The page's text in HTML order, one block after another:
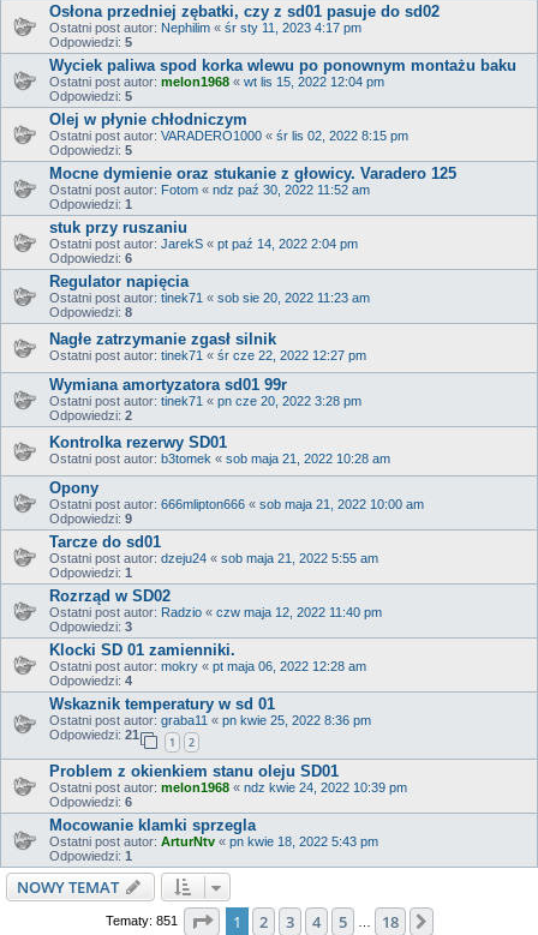
Osłona przedniej zębatki, czy z sd01 pasuje do sd02
Ostatni post autor: Nephilim « śr sty 11, 2023 4:17 pm
Odpowiedzi: 5
Wyciek paliwa spod korka wlewu po ponownym montażu baku
Ostatni post autor: melon1968 « wt lis 15, 2022 12:04 pm
Odpowiedzi: 5
Olej w płynie chłodniczym
Ostatni post autor: VARADERO1000 « śr lis 02, 2022 8:15 pm
Odpowiedzi: 5
Mocne dymienie oraz stukanie z głowicy. Varadero 125
Ostatni post autor: Fotom « ndz paź 30, 2022 11:52 am
Odpowiedzi: 1
stuk przy ruszaniu
Ostatni post autor: JarekS « pt paź 14, 2022 2:04 pm
Odpowiedzi: 6
Regulator napięcia
Ostatni post autor: tinek71 « sob sie 20, 2022 11:23 am
Odpowiedzi: 8
Nagłe zatrzymanie zgasł silnik
Ostatni post autor: tinek71 « śr cze 22, 2022 12:27 pm
Wymiana amortyzatora sd01 99r
Ostatni post autor: tinek71 « pn cze 20, 2022 3:28 pm
Odpowiedzi: 2
Kontrolka rezerwy SD01
Ostatni post autor: b3tomek « sob maja 21, 2022 10:28 am
Opony
Ostatni post autor: 666mlipton666 « sob maja 21, 2022 10:00 am
Odpowiedzi: 9
Tarcze do sd01
Ostatni post autor: dzeju24 « sob maja 21, 2022 5:55 am
Odpowiedzi: 1
Rozrząd w SD02
Ostatni post autor: Radzio « czw maja 12, 2022 11:40 pm
Odpowiedzi: 3
Klocki SD 01 zamienniki.
Ostatni post autor: mokry « pt maja 06, 2022 12:28 am
Odpowiedzi: 4
Wskaznik temperatury w sd 01
Ostatni post autor: graba11 « pn kwie 25, 2022 8:36 pm
Odpowiedzi: 21
1 2
Problem z okienkiem stanu oleju SD01
Ostatni post autor: melon1968 « ndz kwie 24, 2022 10:39 pm
Odpowiedzi: 6
Mocowanie klamki sprzegla
Ostatni post autor: ArturNtv « pn kwie 18, 2022 5:43 pm
Odpowiedzi: 1
NOWY TEMAT
Tematy: 851 Strona1 z18
1 2 3 4 5 18